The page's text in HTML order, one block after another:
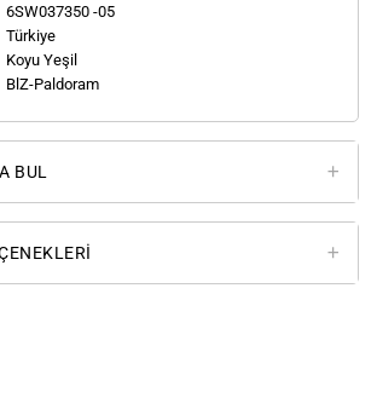
6SW037350 -05
Türkiye
Koyu Yeşil
BlZ-Paldoram
BUL